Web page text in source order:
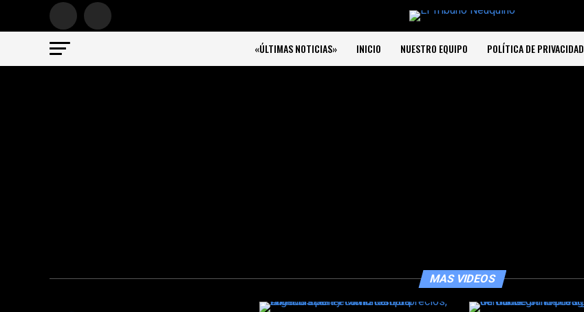
«ÚLTIMAS NOTICIAS» INICIO NUESTRO EQUIPO POLÍTICA DE PRIVACIDAD
MAS VIDEOS